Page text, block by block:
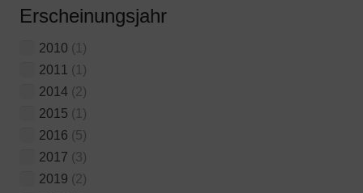
Erscheinungsjahr
2010 (1)
2011 (1)
2014 (2)
2015 (1)
2016 (5)
2017 (3)
2019 (2)